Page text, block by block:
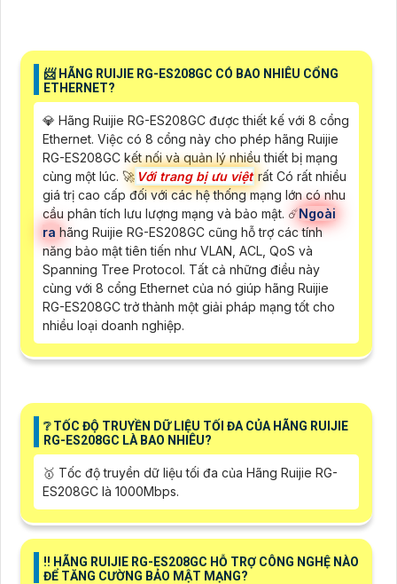
📨 HÃNG RUIJIE RG-ES208GC CÓ BAO NHIÊU CỔNG
ETHERNET?
💎 Hãng Ruijie RG-ES208GC được thiết kế với 8 cổng
Ethernet. Việc có 8 cổng này cho phép hãng Ruijie
RG-ES208GC kết nối và quản lý nhiều thiết bị mạng
cùng một lúc. 🚀 Với trang bị ưu việt rất Có rất nhiều
giá trị cao cấp đối với các hệ thống mạng lớn có nhu
cầu phân tích lưu lượng mạng và bảo mật. ☄️Ngoài
ra hãng Ruijie RG-ES208GC cũng hỗ trợ các tính
năng bảo mật tiên tiến như VLAN, ACL, QoS và
Spanning Tree Protocol. Tất cả những điều này
cùng với 8 cổng Ethernet của nó giúp hãng Ruijie
RG-ES208GC trở thành một giải pháp mạng tốt cho
nhiều loại doanh nghiệp.
❔ TỐC ĐỘ TRUYỀN DỮ LIỆU TỐI ĐA CỦA HÃNG RUIJIE
RG-ES208GC LÀ BAO NHIÊU?
🥇 Tốc độ truyền dữ liệu tối đa của Hãng Ruijie RG-
ES208GC là 1000Mbps.
‼️ HÃNG RUIJIE RG-ES208GC HỖ TRỢ CÔNG NGHỆ NÀO
ĐỂ TĂNG CƯỜNG BẢO MẬT MẠNG?